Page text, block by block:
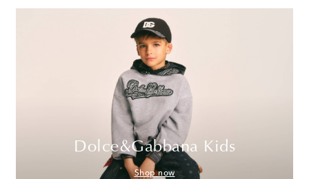
Dolce&Gabbana Kids
Shop now